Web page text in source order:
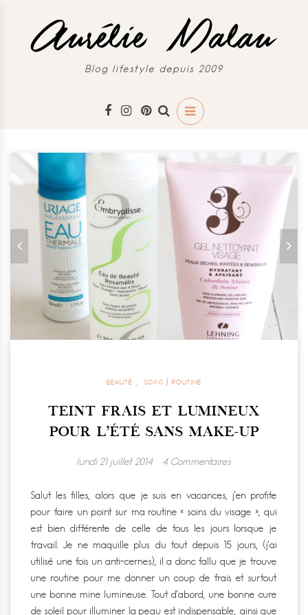
Blog lifestyle depuis 2009
BEAUTÉ SOINS / ROUTINE
TEINT FRAIS ET LUMINEUX
POUR L’ÉTÉ SANS MAKE-UP
lundi 21 juillet 2014 4 Commentaires
Salut les filles, alors que je suis en vacances, j’en profite
pour faire un point sur ma routine « soins du visage », qui
est bien différente de celle de tous les jours lorsque je
travail. Je ne maquille plus du tout depuis 15 jours, (j’ai
utilisé une fois un anti-cernes), il a donc fallu que je trouve
une routine pour me donner un coup de frais et surtout
une bonne mine lumineuse. Tout d’abord, une bonne cure
de soleil pour illuminer la peau est indispensable, ainsi que